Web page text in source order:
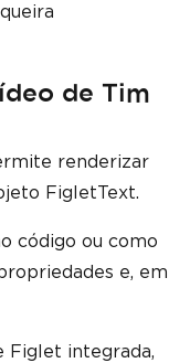
de Tim
renderizar
FigletText.
código ou como
e, em
Figlet integrada,